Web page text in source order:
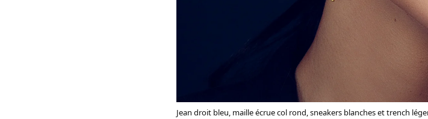
Jean droit bleu, maille écrue col rond, sneakers blanches et trench